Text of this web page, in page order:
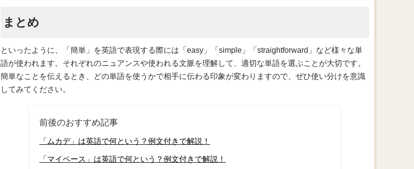
まとめ
といったように、「簡単」を英語で表現する際には「easy」「simple」「straightforward」など様々な単
語が使われます。それぞれのニュアンスや使われる文脈を理解して、適切な単語を選ぶことが大切です。
簡単なことを伝えるとき、どの単語を使うかで相手に伝わる印象が変わりますので、ぜひ使い分けを意識
してみてください。
前後のおすすめ記事
「ムカデ」は英語で何という？例文付きで解説！
「マイペース」は英語で何という？例文付きで解説！